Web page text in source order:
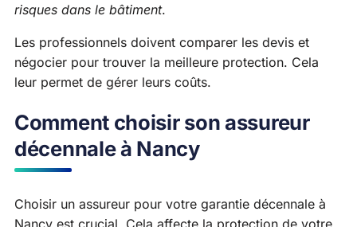
risques dans le bâtiment.
Les professionnels doivent comparer les devis et
négocier pour trouver la meilleure protection. Cela
leur permet de gérer leurs coûts.
Comment choisir son assureur
décennale à Nancy
Choisir un assureur pour votre garantie décennale à
Nancy est crucial. Cela affecte la protection de votre